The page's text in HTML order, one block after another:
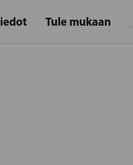
Tule mukaan